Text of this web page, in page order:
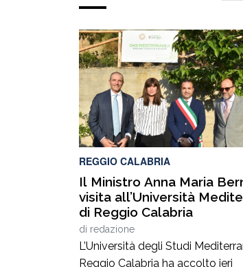
REGGIO CALABRIA
Il Ministro Anna Maria
visita all’Università
di Reggio Calabria
di redazione
L’Università degli Studi
Reggio Calabria ha accolto ieri